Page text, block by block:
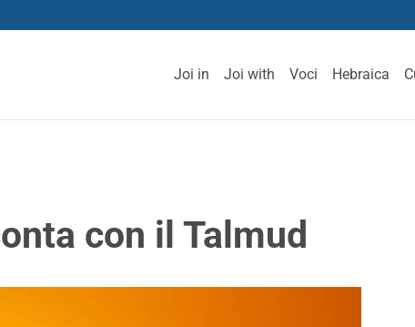
Joi in Joi with Voci Hebraica
con il Talmud